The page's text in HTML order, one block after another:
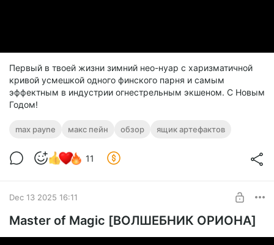
Первый в твоей жизни зимний нео-нуар с харизматичной
кривой усмешкой одного финского парня и самым
эффектным в индустрии огнестрельным экшеном. С Новым
Годом!
max payne макс пейн обзор ящик артефактов
11
Dec 13 2025 16:11
Master of Magic [ВОЛШЕБНИК ОРИОНА]